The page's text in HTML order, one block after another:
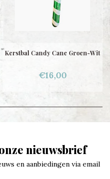
Kerstbal Candy Cane Groen-Wit
€16,00
nieuwsbrief
en aanbiedingen via email